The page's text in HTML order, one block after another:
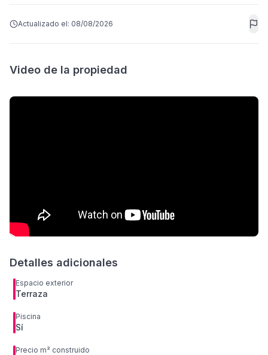
Actualizado el: 08/08/2026
Video de la propiedad
Detalles adicionales
Espacio exterior
Terraza
Piscina
Sí
Precio m² construido